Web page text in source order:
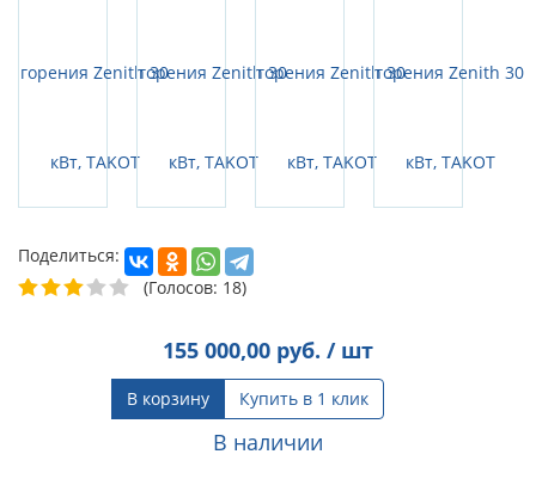
Поделиться:
(Голосов: 18)
155 000,00 руб. / шт
В корзину Купить в 1 клик
В наличии